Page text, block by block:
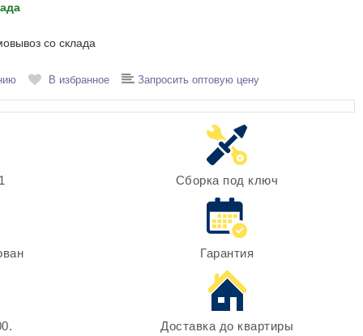
со склада
В избранное Запросить оптовую цену
Сборка под ключ
Гарантия
Доставка до квартиры